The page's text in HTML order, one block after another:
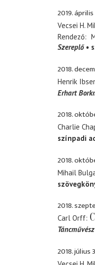
2019. április
Vecsei H.
Rendező
Szereplő
2018.
Henrik
Erhart
2018.
Charlie
színpadi
2018.
Mihail
2018.
Carl Orff
Táncművész
2018. július